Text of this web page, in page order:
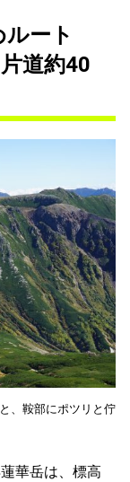
ート
道約40
、鞍部にポツリと佇
華岳は、標高